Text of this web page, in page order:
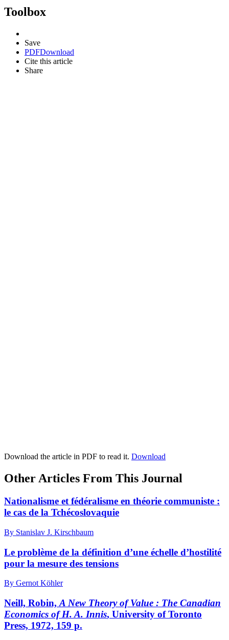
Toolbox
Save
PDFDownload
Cite this article
Share
Download the article in PDF to read it. Download
Other Articles From This Journal
Nationalisme et fédéralisme en théorie communiste :
le cas de la Tchécoslovaquie
By Stanislav J. Kirschbaum
Le problème de la définition d’une échelle d’hostilité
pour la mesure des tensions
By Gernot Köhler
Neill, Robin, A New Theory of Value : The Canadian
Economics of H. A. Innis, University of Toronto
Press, 1972, 159 p.